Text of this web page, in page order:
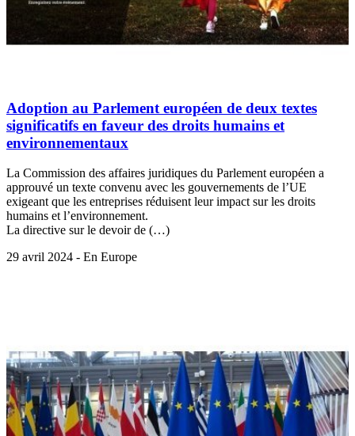
Adoption au Parlement européen de deux textes
significatifs en faveur des droits humains et
environnementaux
La Commission des affaires juridiques du Parlement européen a
approuvé un texte convenu avec les gouvernements de l’UE
exigeant que les entreprises réduisent leur impact sur les droits
humains et l’environnement.
La directive sur le devoir de (…)
29 avril 2024 - En Europe